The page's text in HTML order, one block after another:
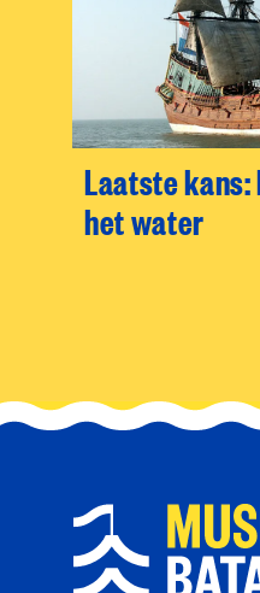
Laatste
het water